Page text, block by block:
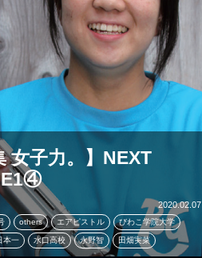
女子力。】NEXT
2020.02.07
others エアピストル びわこ学院大学
本一 水口高校 永野智 田畑実菜